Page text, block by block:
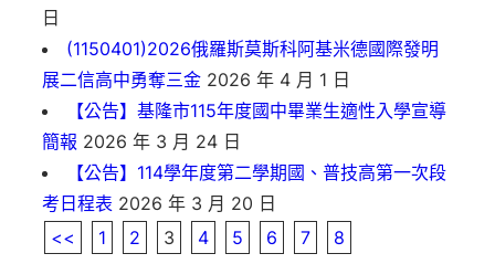
日
(1150401)2026俄羅斯莫斯科阿基米德國際發明
展二信高中勇奪三金 2026 年 4 月 1 日
【公告】基隆市115年度國中畢業生適性入學宣導
簡報 2026 年 3 月 24 日
【公告】114學年度第二學期國、普技高第一次段
考日程表 2026 年 3 月 20 日
<<
1 2 3 4 5 6 7 8